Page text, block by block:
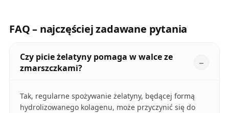
FAQ – najczęściej zadawane pytania
Czy picie żelatyny pomaga w walce ze
zmarszczkami?
Tak, regularne spożywanie żelatyny, będącej formą
hydrolizowanego kolagenu, może przyczynić się do